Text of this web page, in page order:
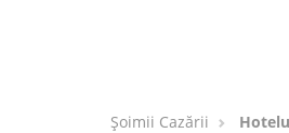
Șoimii Cazării